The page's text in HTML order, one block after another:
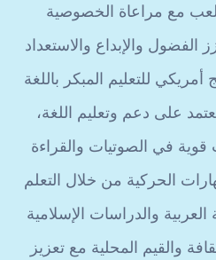
مع مراعاة الخصوصية
الفضول والإبداع والاستعداد
أمريكي للتعليم المبكر باللغة
على دعم وتعليم اللغة،
في الصوتيات والقراءة
الحركية من خلال التعلم
والدراسات الإسلامية
والقيم المحلية مع تعزيز